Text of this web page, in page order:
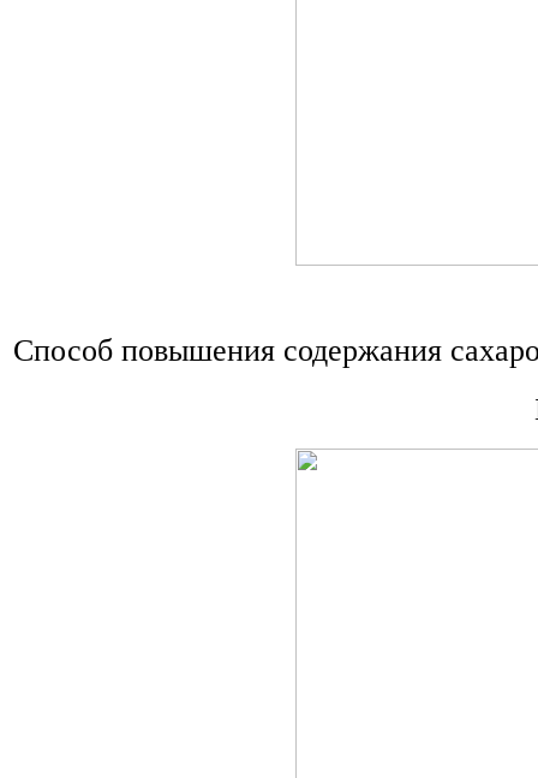
Способ повышения содержания